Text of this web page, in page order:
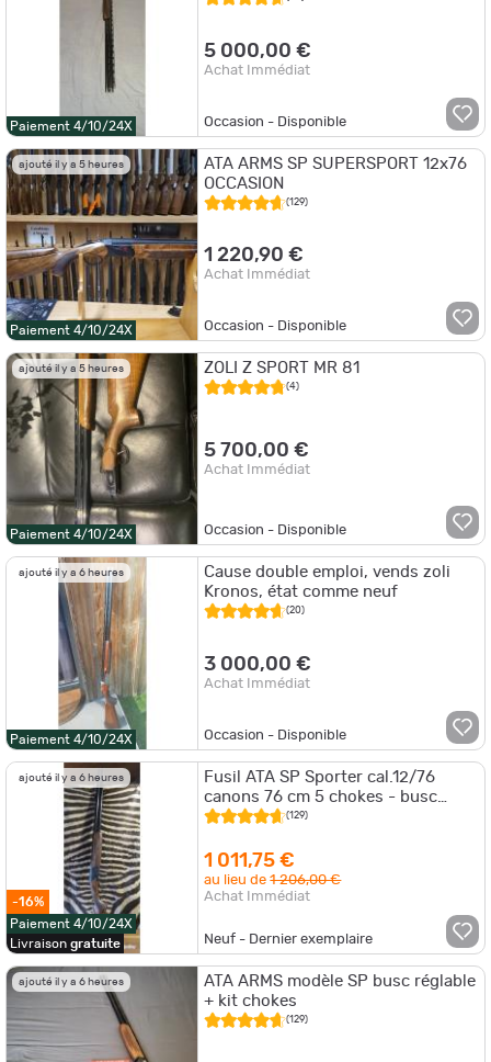
Paiement 4/10/24X
5 000,00 €
Achat Immédiat
Occasion - Disponible
ajouté il y a 5 heures
Paiement 4/10/24X
ATA ARMS SP SUPERSPORT 12x76
OCCASION
(129)
1 220,90 €
Achat Immédiat
Occasion - Disponible
ajouté il y a 5 heures
Paiement 4/10/24X
ZOLI Z SPORT MR 81
(4)
5 700,00 €
Achat Immédiat
Occasion - Disponible
ajouté il y a 6 heures
Paiement 4/10/24X
Cause double emploi, vends zoli
Kronos, état comme neuf
(20)
3 000,00 €
Achat Immédiat
Occasion - Disponible
ajouté il y a 6 heures
-16%
Paiement 4/10/24X
Livraison gratuite
Fusil ATA SP Sporter cal.12/76
canons 76 cm 5 chokes - busc
réglable - mono détente - éjecteurs
(129)
1 011,75 €
au lieu de1 206,00 €
Achat Immédiat
Neuf - Dernier exemplaire
ajouté il y a 6 heures
ATA ARMS modèle SP busc réglable
+ kit chokes
(129)